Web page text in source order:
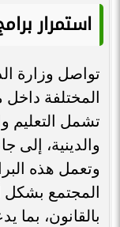
استمرار
تواصل وزارة
المختلفة داخل
تشمل التعليم
والدينية، إلى
وتعمل هذه
المجتمع بشكل
بالقانون، بما